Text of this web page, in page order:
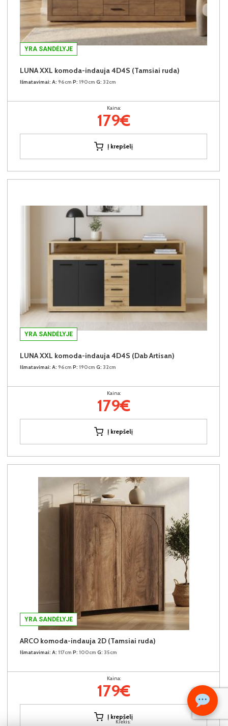
Kiekis:
YRA SANDĖLYJE
LUNA XXL komoda-indauja 4D4S (Tamsiai ruda)
Išmatavimai: A: 96cm P: 190cm G: 32cm
Kaina:
179€
Į krepšelį
YRA SANDĖLYJE
LUNA XXL komoda-indauja 4D4S (Dab Artisan)
Išmatavimai: A: 96cm P: 190cm G: 32cm
Kaina:
179€
Į krepšelį
YRA SANDĖLYJE
ARCO komoda-indauja 2D (Tamsiai ruda)
Išmatavimai: A: 117cm P: 100cm G: 35cm
Kaina:
179€
Į krepšelį